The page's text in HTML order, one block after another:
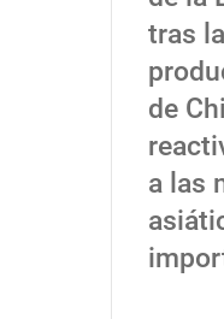
tras
de
a las